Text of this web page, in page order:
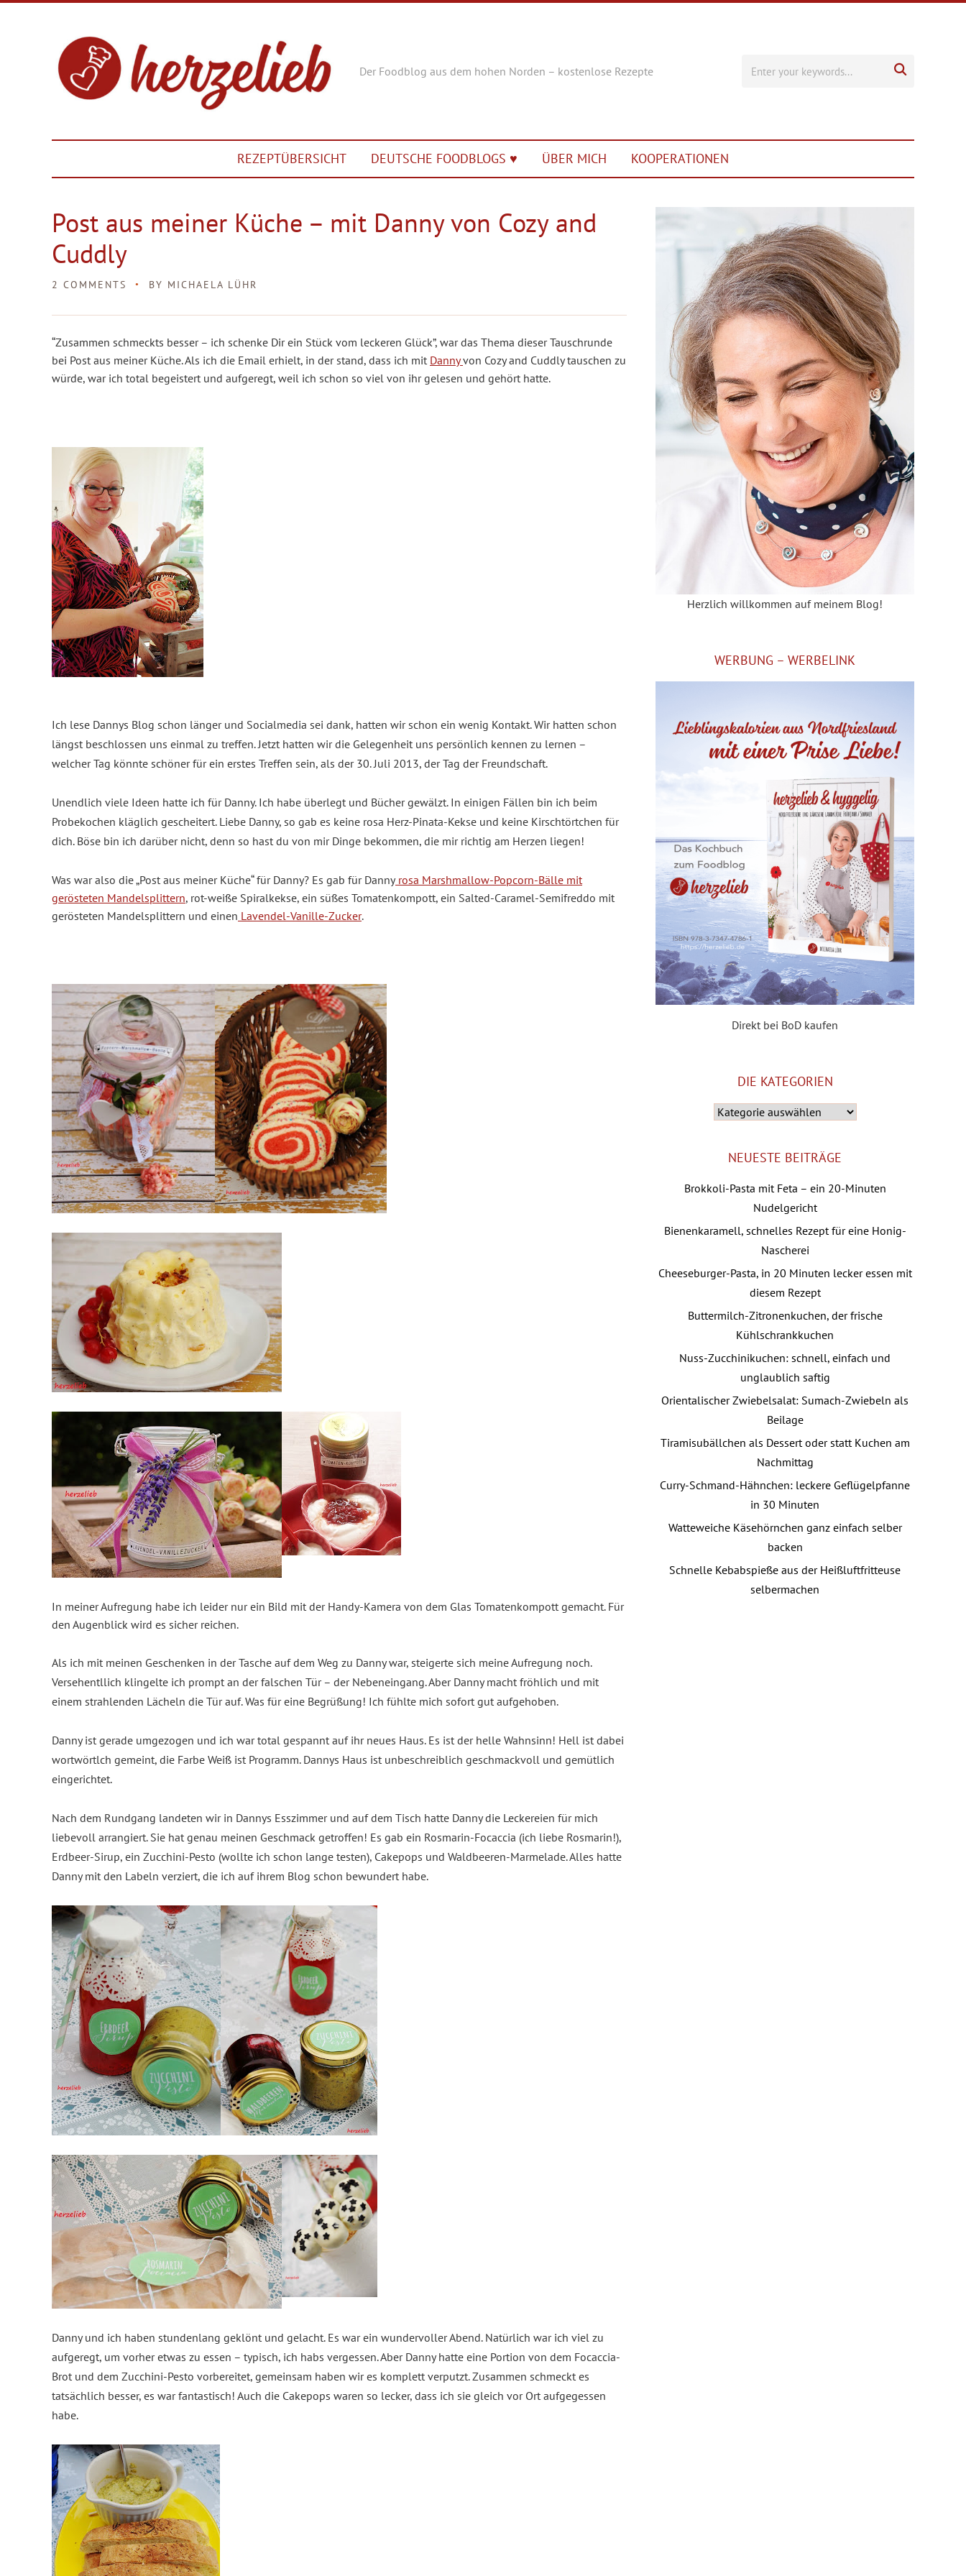
Der Foodblog aus dem hohen Norden – kostenlose Rezepte 
REZEPTÜBERSICHT DEUTSCHE FOODBLOGS ♥︎ ÜBER MICH KOOPERATIONEN
Post aus meiner Küche – mit Danny von Cozy and
Cuddly
2 COMMENTS BY MICHAELA LÜHR
“Zusammen schmeckts besser – ich schenke Dir ein Stück vom leckeren Glück”, war das Thema dieser Tauschrunde
bei Post aus meiner Küche. Als ich die Email erhielt, in der stand, dass ich mit Dannyvon Cozy and Cuddlytauschen zu
würde, war ich total begeistert und aufgeregt, weil ich schon so viel von ihr gelesen und gehört hatte.
Ich lese Dannys Blog schon länger und Socialmedia sei dank, hatten wir schon ein wenig Kontakt. Wir hatten schon
längst beschlossen uns einmal zu treffen. Jetzt hatten wir die Gelegenheit uns persönlich kennen zu lernen –
welcher Tag könnte schöner für ein erstes Treffen sein, als der 30. Juli 2013, der Tag der Freundschaft.
Unendlich viele Ideen hatte ich für Danny. Ich habe überlegt und Bücher gewälzt. In einigen Fällen bin ich beim
Probekochen kläglich gescheitert. Liebe Danny, so gab es keine rosa Herz-Pinata-Kekse und keine Kirschtörtchen für
dich. Böse bin ich darüber nicht, denn so hast du von mir Dinge bekommen, die mir richtig am Herzen liegen!
Was war also die „Post aus meiner Küche“ für Danny? Es gab für Dannyrosa Marshmallow-Popcorn-Bälle mit
gerösteten Mandelsplittern, rot-weiße Spiralkekse, ein süßes Tomatenkompott, ein Salted-Caramel-Semifreddo mit
gerösteten Mandelsplittern und einen Lavendel-Vanille-Zucker.
In meiner Aufregung habe ich leider nur ein Bild mit der Handy-Kamera von dem Glas Tomatenkompott gemacht. Für
den Augenblick wird es sicher reichen.
Als ich mit meinen Geschenken in der Tasche auf dem Weg zu Danny war, steigerte sich meine Aufregung noch.
Versehentllich klingelte ich prompt an der falschen Tür – der Nebeneingang. Aber Danny macht fröhlich und mit
einem strahlenden Lächeln die Tür auf.Was für eine Begrüßung! Ich fühlte mich sofort gut aufgehoben.
Danny ist gerade umgezogen und ich war total gespannt auf ihr neues Haus. Es ist der helle Wahnsinn! Hell ist dabei
wortwörtlch gemeint, die Farbe Weiß ist Programm. Dannys Haus ist unbeschreiblich geschmackvoll und gemütlich
eingerichtet.
Nach dem Rundgang landeten wir in Dannys Esszimmer und auf dem Tisch hatte Danny die Leckereien für mich
liebevoll arrangiert. Sie hat genau meinen Geschmack getroffen! Es gab ein Rosmarin-Focaccia (ich liebe Rosmarin!),
Erdbeer-Sirup, ein Zucchini-Pesto (wollte ich schon lange testen), Cakepops und Waldbeeren-Marmelade. Alles hatte
Danny mit den Labeln verziert, die ich auf ihrem Blog schon bewundert habe.
Danny und ich haben stundenlang geklönt und gelacht. Es war ein wundervoller Abend. Natürlich war ich viel zu
aufgeregt, um vorher etwas zu essen – typisch, ich habs vergessen. Aber Danny hatte eine Portion von dem Focaccia-
Brot und dem Zucchini-Pesto vorbereitet, gemeinsam haben wir es komplett verputzt. Zusammen schmeckt es
tatsächlich besser, es war fantastisch! Auch die Cakepops waren so lecker, dass ich sie gleich vor Ort aufgegessen
habe.
Herzlich willkommen auf meinem Blog!
WERBUNG – WERBELINK
Direkt bei BoD kaufen
DIE KATEGORIEN
NEUESTE BEITRÄGE
Brokkoli-Pasta mit Feta – ein 20-Minuten
Nudelgericht
Bienenkaramell, schnelles Rezept für eine Honig-
Nascherei
Cheeseburger-Pasta, in 20 Minuten lecker essen mit
diesem Rezept
Buttermilch-Zitronenkuchen, der frische
Kühlschrankkuchen
Nuss-Zucchinikuchen: schnell, einfach und
unglaublich saftig
Orientalischer Zwiebelsalat: Sumach-Zwiebeln als
Beilage
Tiramisubällchen als Dessert oder statt Kuchen am
Nachmittag
Curry-Schmand-Hähnchen: leckere Geflügelpfanne
in 30 Minuten
Watteweiche Käsehörnchen ganz einfach selber
backen
Schnelle Kebabspieße aus der Heißluftfritteuse
selbermachen